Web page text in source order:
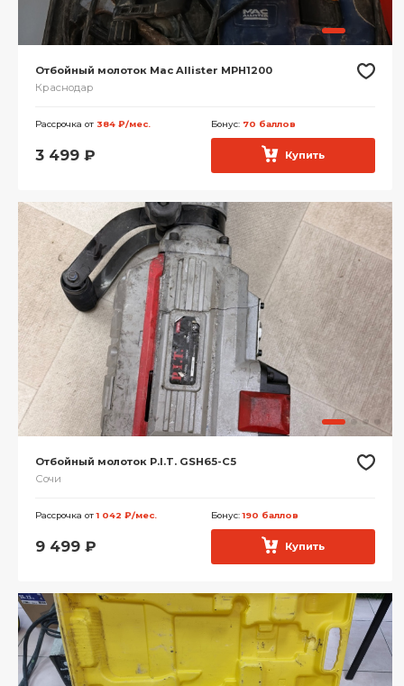
Отбойный молоток Mac Allister MPH1200
Краснодар
Рассрочка от 384 ₽/мес. Бонус: 70 баллов
3 499 ₽ Купить
Отбойный молоток P.I.T. GSH65-C5
Сочи
Рассрочка от1 042 ₽/мес. Бонус:190 баллов
9 499 ₽ Купить